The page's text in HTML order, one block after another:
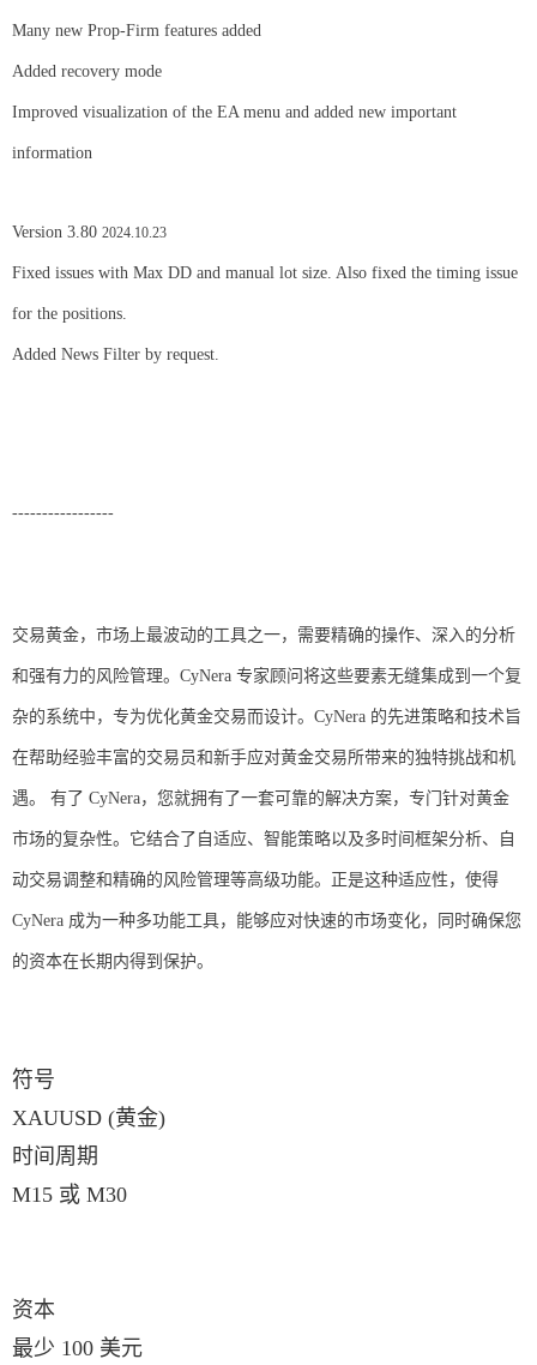
Many new Prop-Firm features added
Added recovery mode
Improved visualization of the EA menu and added new important
information
Version 3.80 2024.10.23
Fixed issues with Max DD and manual lot size. Also fixed the timing issue
for the positions.
Added News Filter by request.
-----------------
交易黄金，市场上最波动的工具之一，需要精确的操作、深入的分析
和强有力的风险管理。CyNera 专家顾问将这些要素无缝集成到一个复
杂的系统中，专为优化黄金交易而设计。CyNera 的先进策略和技术旨
在帮助经验丰富的交易员和新手应对黄金交易所带来的独特挑战和机
遇。 有了 CyNera，您就拥有了一套可靠的解决方案，专门针对黄金
市场的复杂性。它结合了自适应、智能策略以及多时间框架分析、自
动交易调整和精确的风险管理等高级功能。正是这种适应性，使得
CyNera 成为一种多功能工具，能够应对快速的市场变化，同时确保您
的资本在长期内得到保护。
符号
XAUUSD (黄金)
时间周期
M15 或 M30
资本
最少 100 美元